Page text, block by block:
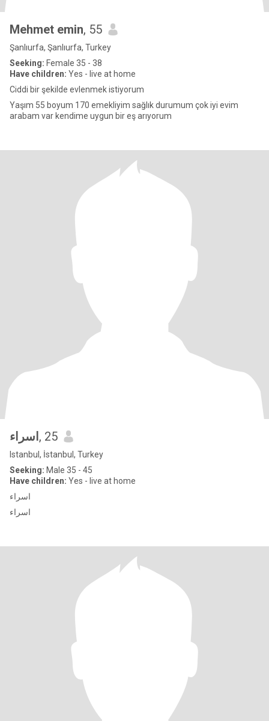
Mehmet emin, 55
Şanlıurfa, Şanlıurfa, Turkey
Seeking: Female 35 - 38
Have children: Yes - live at home
Ciddi bir şekilde evlenmek istiyorum
Yaşım 55 boyum 170 emekliyim sağlık durumum çok iyi evim
arabam var kendime uygun bir eş arıyorum
اسراء , 25
Istanbul, İstanbul, Turkey
Seeking: Male 35 - 45
Have children: Yes - live at home
اسراء
اسراء